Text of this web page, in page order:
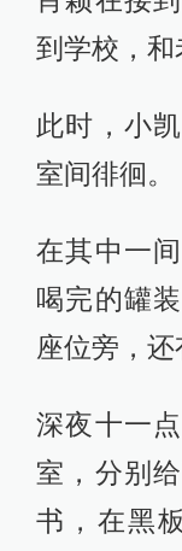
到学校，和
此时，小
室间徘徊。
在其中一
喝完的罐
座位旁，还
深夜十一
室，分别
书，在黑